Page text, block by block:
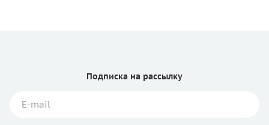
Подписка на рассылку